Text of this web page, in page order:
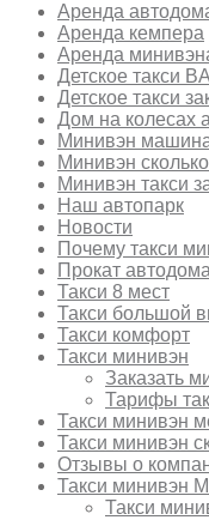
Аренда
Аренда кемпера
Аренда
Детское такси
Детское такси
Дом на колесах
Минивэн
Минивэн
Минивэн такси
Наш автопарк
Новости
Почему такси
Прокат автодома
Такси 8 мест
Такси большой
Такси комфорт
Такси минивэн
Заказать
Тарифы
Такси минивэн
Такси минивэн
Отзывы о
Такси минивэн
Такси